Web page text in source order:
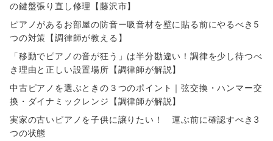
の鍵盤張り直し修理【藤沢市】
ピアノがあるお部屋の防音ー吸音材を壁に貼る前にやるべき5
つの対策【調律師が教える】
「移動でピアノの音が狂う」は半分勘違い！調律を少し待つべ
き理由と正しい設置場所【調律師が解説】
中古ピアノを選ぶときの３つのポイント｜弦交換・ハンマー交
換・ダイナミックレンジ【調律師が解説】
実家の古いピアノを子供に譲りたい！ 運ぶ前に確認すべき3
つの状態